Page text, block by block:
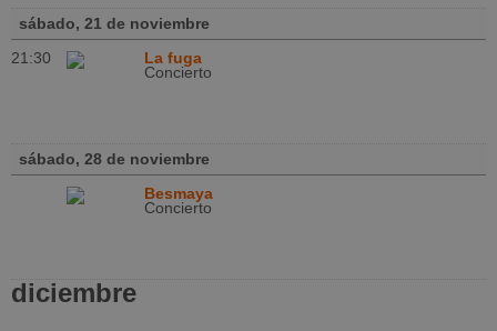
sábado, 21 de noviembre
21:30
La fuga
Concierto
sábado, 28 de noviembre
Besmaya
Concierto
diciembre